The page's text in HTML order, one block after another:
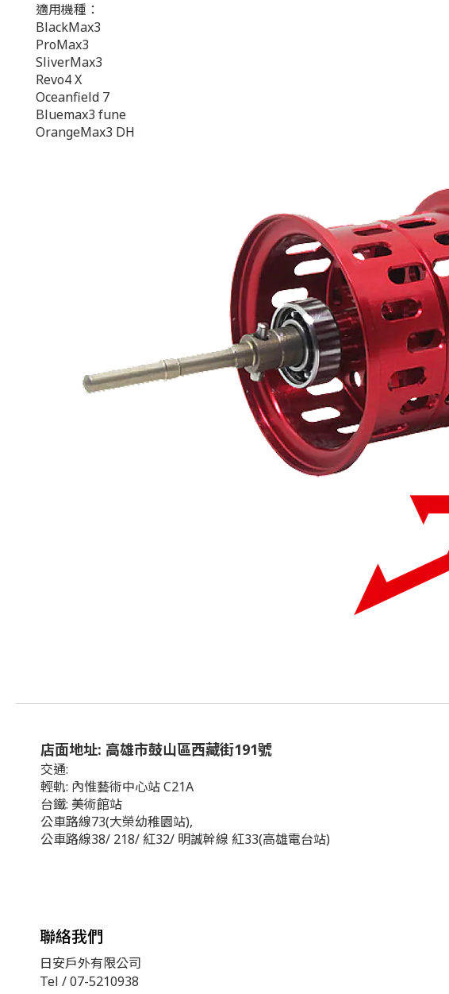
適用機種：
BlackMax3
ProMax3
SliverMax3
Revo4 X
Oceanfield 7
Bluemax3 fune
OrangeMax3 DH
店面地址: 高雄市鼓山區西藏街191號
交通:
輕軌: 內惟藝術中心站 C21A
台鐵: 美術館站
公車路線73(大榮幼稚園站),
公車路線38/ 218/ 紅32/ 明誠幹線 紅33(高雄電台站)
聯絡我們
日安戶外有限公司
Tel / 07-5210938